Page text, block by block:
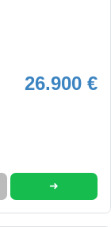
26.900 €
➜